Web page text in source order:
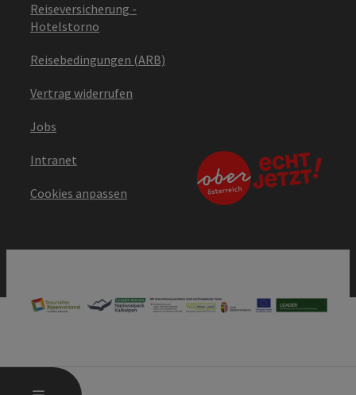
Reiseversicherung -
Hotelstorno
Reisebedingungen (ARB)
Vertrag widerrufen
Jobs
Intranet
Cookies anpassen